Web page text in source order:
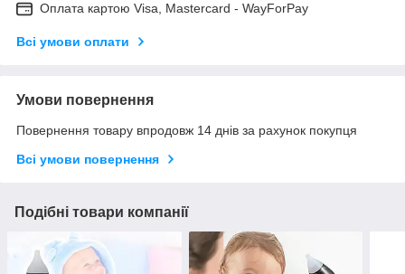
Оплата картою Visa, Mastercard - WayForPay
Всі умови оплати
Умови повернення
Повернення товару впродовж 14 днів за рахунок покупця
Всі умови повернення
Подібні товари компанії